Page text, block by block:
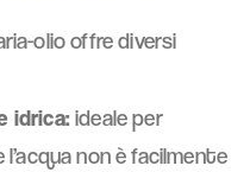
olio offre diversi
idrica:ideale per
non è facilmente